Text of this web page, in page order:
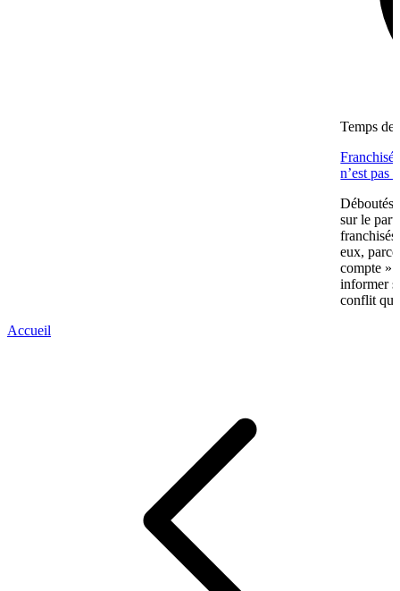
Temps de
n’est pas
Déboutés
sur le
eux,
compte »
informer
conflit qui
Accueil